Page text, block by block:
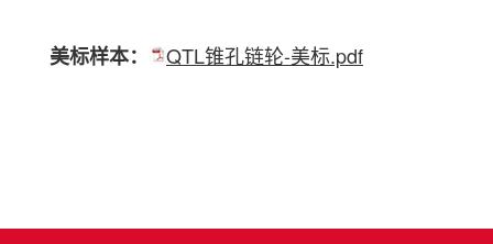
美标样本： QTL锥孔链轮-美标.pdf